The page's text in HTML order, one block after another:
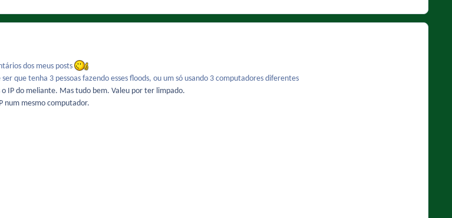
dos meus posts
que tenha 3 pessoas fazendo esses floods, ou um só usando 3 computadores diferentes
IP do meliante. Mas tudo bem. Valeu por ter limpado.
num mesmo computador.